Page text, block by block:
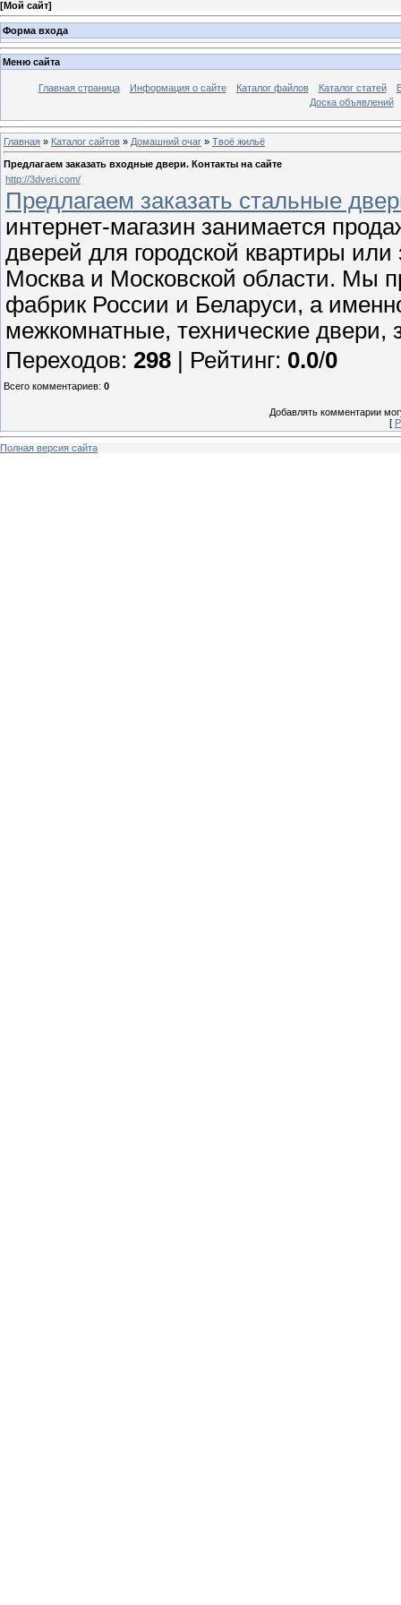
[Мой сайт]
Форма входа
Меню сайта
Главная страница Информация о сайте Каталог файлов Каталог статей
Доска объявлений
Главная » Каталог сайтов » Домашний очаг » Твоё жильё
Предлагаем заказать входные двери. Контакты на сайте
http://3dveri.com/
Предлагаем заказать стальные
интернет-магазин занимается
дверей для городской квартиры или
Москва и Московской области. Мы
фабрик России и Беларуси, а
межкомнатные, технические двери,
Переходов: 298 | Рейтинг: 0.0/0
Всего комментариев: 0
Добавлять комментарии
[
Полная версия сайта